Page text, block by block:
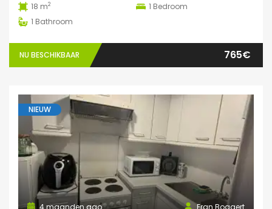
18 m2 1 Bedroom
1 Bathroom
NU BESCHIKBAAR 765€
NIEUW